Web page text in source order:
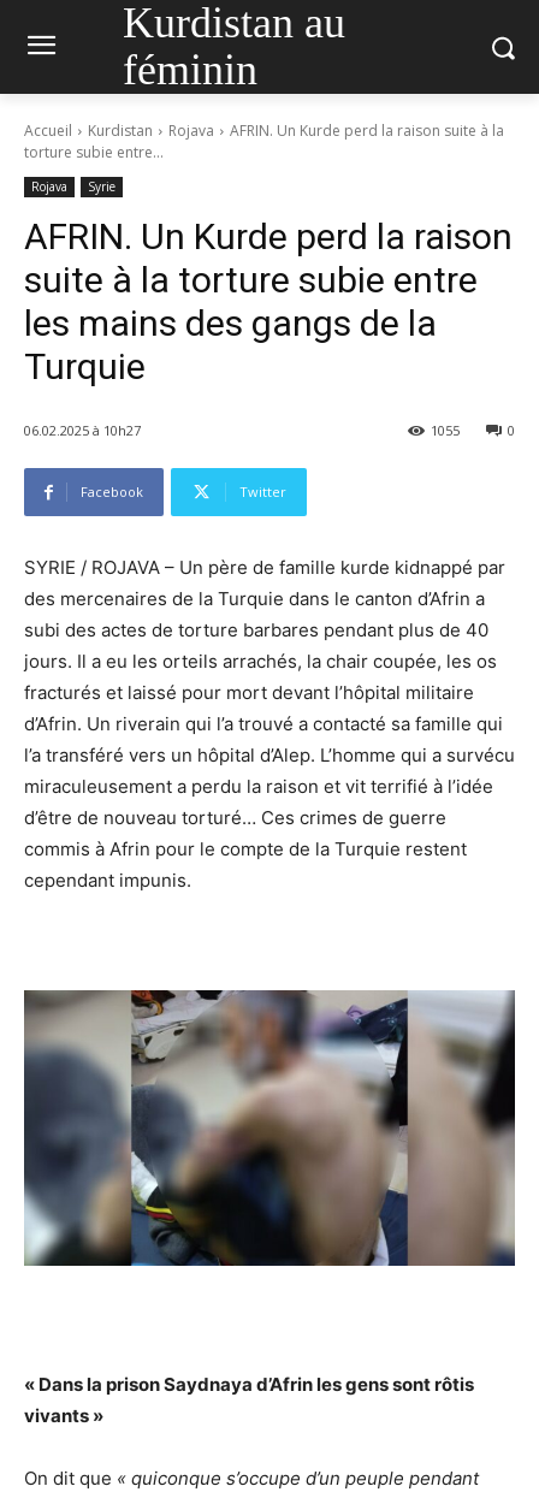
Kurdistan au
féminin
Accueil Kurdistan Rojava
AFRIN. Un Kurde perd la raison suite à la
torture subie entre...
Rojava Syrie
AFRIN. Un Kurde perd la raison
suite à la torture subie entre
les mains des gangs de la
Turquie
06.02.2025 à 10h27 0
1055
Facebook Twitter
SYRIE / ROJAVA – Un père de famille kurde kidnappé par
des mercenaires de la Turquie dans le canton d’Afrin a
subi des actes de torture barbares pendant plus de 40
jours. Il a eu les orteils arrachés, la chair coupée, les os
fracturés et laissé pour mort devant l’hôpital militaire
d’Afrin. Un riverain qui l’a trouvé a contacté sa famille qui
l’a transféré vers un hôpital d’Alep. L’homme qui a survécu
miraculeusement a perdu la raison et vit terrifié à l’idée
d’être de nouveau torturé… Ces crimes de guerre
commis à Afrin pour le compte de la Turquie restent
cependant impunis.
« Dans la prison Saydnaya d’Afrin les gens sont rôtis
vivants »
On dit que « quiconque s’occupe d’un peuple pendant